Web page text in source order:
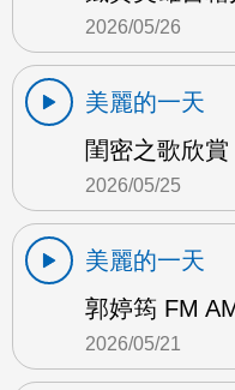
2026/05/26
美麗的一天
閨密之歌欣賞
2026/05/25
美麗的一天
郭婷筠 FM
2026/05/21